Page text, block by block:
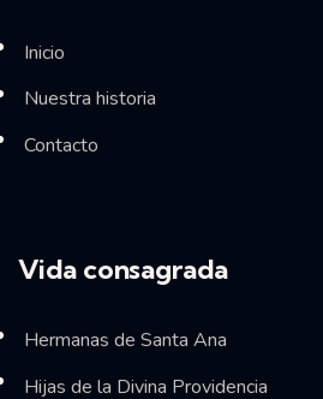
Inicio
Nuestra historia
Contacto
Vida consagrada
Hermanas de Santa Ana
Hijas de la Divina Providencia